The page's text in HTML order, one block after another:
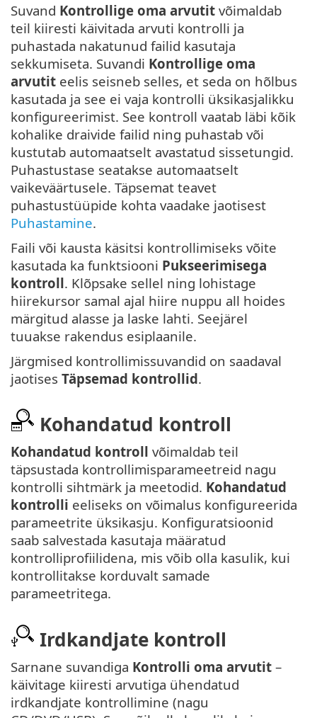
Suvand Kontrollige oma arvutit võimaldab
teil kiiresti käivitada arvuti kontrolli ja
puhastada nakatunud failid kasutaja
sekkumiseta. Suvandi Kontrollige oma
arvutit eelis seisneb selles, et seda on hõlbus
kasutada ja see ei vaja kontrolli üksikasjalikku
konfigureerimist. See kontroll vaatab läbi kõik
kohalike draivide failid ning puhastab või
kustutab automaatselt avastatud sissetungid.
Puhastustase seatakse automaatselt
vaikeväärtusele. Täpsemat teavet
puhastustüüpide kohta vaadake jaotisest
Puhastamine.
Faili või kausta käsitsi kontrollimiseks võite
kasutada ka funktsiooni Pukseerimisega
kontroll. Klõpsake sellel ning lohistage
hiirekursor samal ajal hiire nuppu all hoides
märgitud alasse ja laske lahti. Seejärel
tuuakse rakendus esiplaanile.
Järgmised kontrollimissuvandid on saadaval
jaotises Täpsemad kontrollid.
Kohandatud kontroll
Kohandatud kontroll võimaldab teil
täpsustada kontrollimisparameetreid nagu
kontrolli sihtmärk ja meetodid. Kohandatud
kontrolli eeliseks on võimalus konfigureerida
parameetrite üksikasju. Konfiguratsioonid
saab salvestada kasutaja määratud
kontrolliprofiilidena, mis võib olla kasulik, kui
kontrollitakse korduvalt samade
parameetritega.
Irdkandjate kontroll
Sarnane suvandiga Kontrolli oma arvutit –
käivitage kiiresti arvutiga ühendatud
irdkandjate kontrollimine (nagu